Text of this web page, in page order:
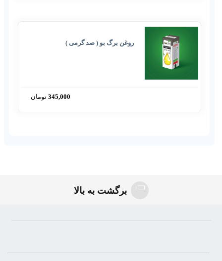
روغن برگ بو ( صد گرمی )
345,000 تومان
برگشت به بالا